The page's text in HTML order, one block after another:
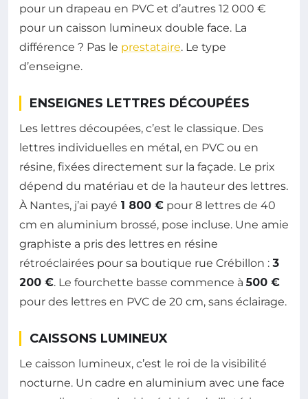
pour un drapeau en PVC et d’autres 12 000 €
pour un caisson lumineux double face. La
différence ? Pas le prestataire. Le type
d’enseigne.
ENSEIGNES LETTRES DÉCOUPÉES
Les lettres découpées, c’est le classique. Des
lettres individuelles en métal, en PVC ou en
résine, fixées directement sur la façade. Le prix
dépend du matériau et de la hauteur des lettres.
À Nantes, j’ai payé 1 800 € pour 8 lettres de 40
cm en aluminium brossé, pose incluse. Une amie
graphiste a pris des lettres en résine
rétroéclairées pour sa boutique rue Crébillon : 3
200 €. Le fourchette basse commence à500 €
pour des lettres en PVC de 20 cm, sans éclairage.
CAISSONS LUMINEUX
Le caisson lumineux, c’est le roi de la visibilité
nocturne. Un cadre en aluminium avec une face